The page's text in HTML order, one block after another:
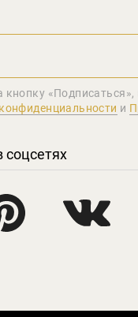
и
соцсетях